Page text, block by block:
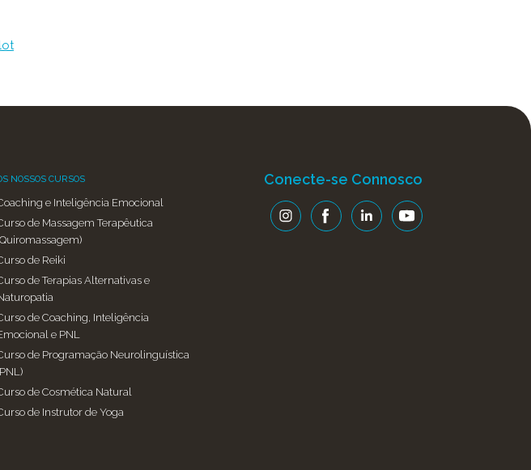
NOSSOS CURSOS
e Inteligência Emocional
de Massagem Terapêutica
de Reiki
de Terapias Alternativas e
de Coaching, Inteligência
e PNL
de Programação Neurolinguística
de Cosmética Natural
de Instrutor de Yoga
Conecte-se Connosco